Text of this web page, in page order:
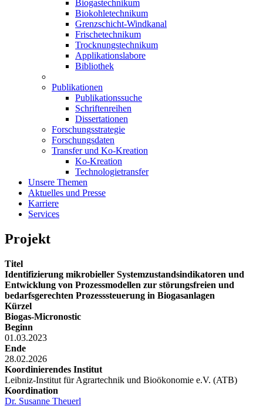
Biogastechnikum
Biokohletechnikum
Grenzschicht-Windkanal
Frischetechnikum
Trocknungstechnikum
Applikationslabore
Bibliothek
Publikationen
Publikationssuche
Schriftenreihen
Dissertationen
Forschungsstrategie
Forschungsdaten
Transfer und Ko-Kreation
Ko-Kreation
Technologietransfer
Unsere Themen
Aktuelles und Presse
Karriere
Services
Projekt
Titel
Identifizierung mikrobieller Systemzustandsindikatoren und
Entwicklung von Prozessmodellen zur störungsfreien und
bedarfsgerechten Prozesssteuerung in Biogasanlagen
Kürzel
Biogas-Micronostic
Beginn
01.03.2023
Ende
28.02.2026
Koordinierendes Institut
Leibniz-Institut für Agrartechnik und Bioökonomie e.V. (ATB)
Koordination
Dr. Susanne Theuerl